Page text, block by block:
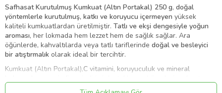
Safhasat Kurutulmuş Kumkuat (Altın Portakal) 250 g, doğal
yöntemlerle kurutulmuş, katkı ve koruyucu içermeyen yüksek
kaliteli kumkuatlardan üretilmiştir. Tatlı ve ekşi dengesiyle yoğun
aroması, her lokmada hem lezzet hem de sağlık sağlar. Ara
öğünlerde, kahvaltılarda veya tatlı tariflerinde doğal ve besleyici
bir atıştırmalık olarak ideal bir tercihtir.
Kumkuat (Altın Portakal),C vitamini, koruyuculuk ve mineral
radikallere karşı korur.
Safhasat markası güvencesiyle